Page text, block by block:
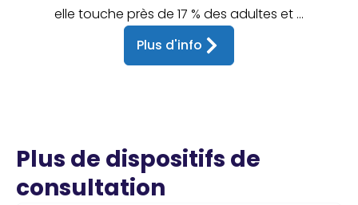
elle touche près de 17 % des adultes et ...
Plus d'info
Plus de dispositifs de
consultation